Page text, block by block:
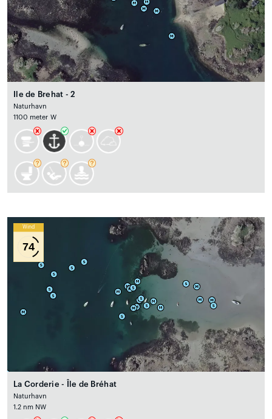
Ile de Brehat - 2
Naturhavn
1100 meter W
Wind
74
La Corderie - Île de Bréhat
Naturhavn
1.2 nm NW